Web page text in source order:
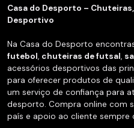
Casa do Desporto –
Desportivo
Na Casa do Desporto
futebol, chuteiras de futsal,
acessórios desportivos das
para oferecer produtos de
um serviço de confiança para
desporto. Compra online com
país e apoio ao cliente sempre